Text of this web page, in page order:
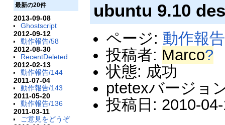
最新の20件
2013-09-08
Ghostscript
2012-09-12
動作報告/58
2012-08-30
RecentDeleted
2012-02-13
動作報告/144
2011-07-04
動作報告/143
2011-05-20
動作報告/136
2011-03-11
ご意見をどうぞ
ubuntu 9.10
ページ: 動作報告
投稿者: Marco?
状態: 成功
ptetexバージョ
投稿日: 2010-